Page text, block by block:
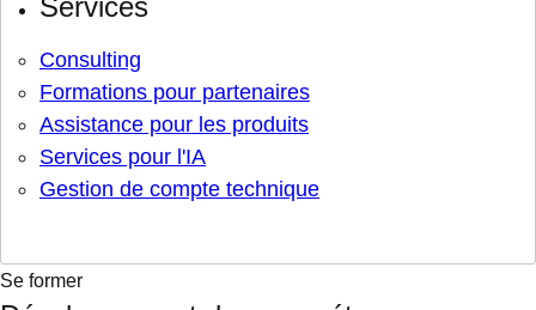
Services
Consulting
Formations pour partenaires
Assistance pour les produits
Services pour l'IA
Gestion de compte technique
Se former